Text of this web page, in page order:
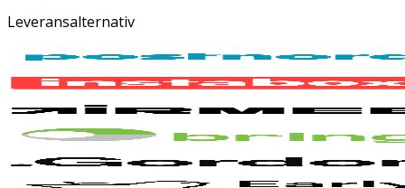
Leveransalternativ